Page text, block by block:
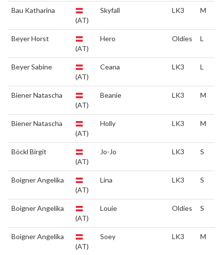
Bau Katharina
(AT)
Skyfall LK3 M
Beyer Horst
(AT)
Hero Oldies L
Beyer Sabine
(AT)
Ceana LK3 L
Biener Natascha
(AT)
Beanie LK3 M
Biener Natascha
(AT)
Holly LK3 M
Böckl Birgit
(AT)
Jo-Jo LK3 S
Boigner Angelika
(AT)
Lina LK3 S
Boigner Angelika
(AT)
Louie Oldies S
Boigner Angelika
(AT)
Soey LK3 M